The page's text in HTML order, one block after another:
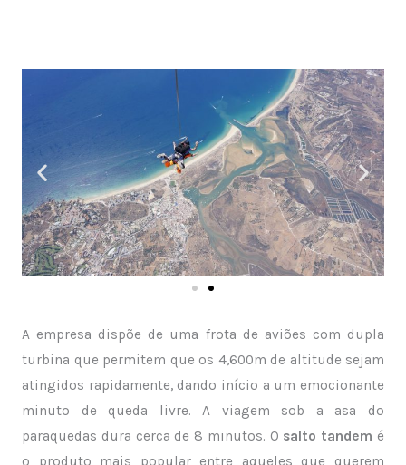
A empresa dispõe de uma frota de aviões com dupla
turbina que permitem que os 4,600m de altitude sejam
atingidos rapidamente, dando início a um emocionante
minuto de queda livre. A viagem sob a asa do
paraquedas dura cerca de 8 minutos. O salto tandem é
o produto mais popular entre aqueles que querem